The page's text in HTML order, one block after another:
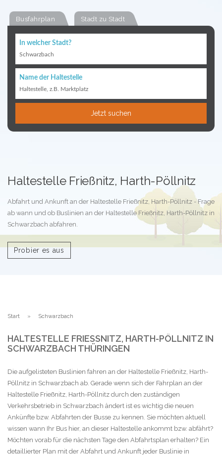
Busfahrplan Stadt zu Stadt
In welcher Stadt?
Schwarzbach
Name der Haltestelle
Haltestelle, z.B. Marktplatz
Jetzt suchen
Haltestelle Frießnitz, Harth-Pöllnitz
Abfahrt und Ankunft an der Haltestelle Frießnitz, Harth-Pöllnitz - Frage
ab wann und ob Buslinien an der Haltestelle Frießnitz, Harth-Pöllnitz in
Schwarzbach abfahren.
Probier es aus
Start Schwarzbach
HALTESTELLE FRIESSNITZ, HARTH-PÖLLNITZ IN S
CHWARZBACH THÜRINGEN
Die aufgelisteten Buslinien fahren an der Haltestelle Frießnitz, Harth-
Pöllnitz in Schwarzbach ab. Gerade wenn sich der Fahrplan an der
Haltestelle Frießnitz, Harth-Pöllnitz durch den zuständigen
Verkehrsbetrieb in Schwarzbach ändert ist es wichtig die neuen
Ankünfte bzw. Abfahrten der Busse zu kennen. Sie möchten aktuell
wissen wann Ihr Bus hier, an dieser Haltestelle ankommt bzw. abfährt?
Möchten vorab für die nächsten Tage den Abfahrtsplan erhalten? Ein
detaillierter Plan mit der Abfahrt und Ankunft jeder Buslinie in